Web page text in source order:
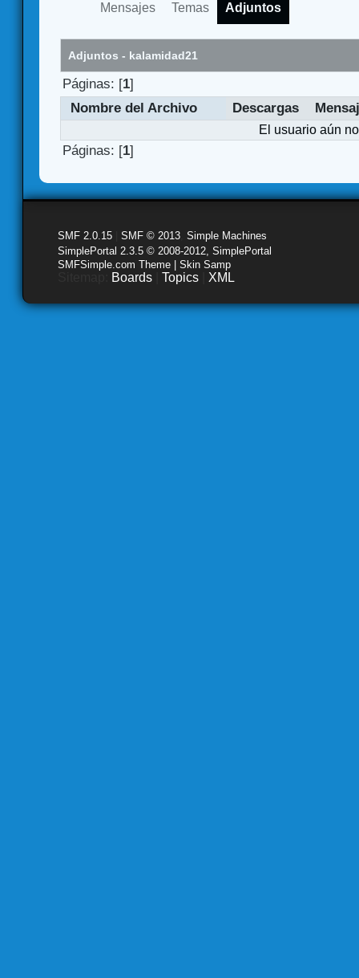
Mensajes Temas Adjuntos
Adjuntos - kalamidad21
Páginas: [1]
Nombre del Archivo
Descargas
El usuario aún
Páginas: [1]
SMF 2.0.15 SMF © 2013 Simple Machines
SimplePortal 2.3.5 © 2008-2012, SimplePortal
SMFSimple.com Theme | Skin Samp
Boards Topics XML